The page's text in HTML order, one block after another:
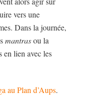
vers une
Dans la journée,
mantrasou la
en lien avec les
au Plan d’Aups.